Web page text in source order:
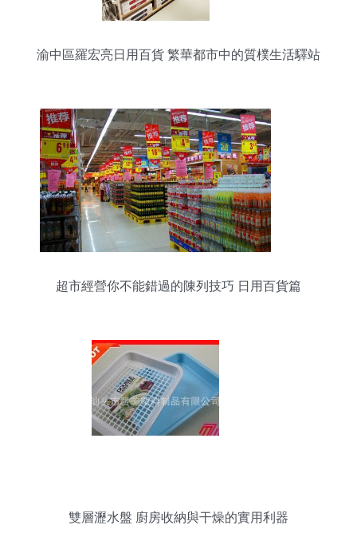
渝中區羅宏亮日用百貨 繁華都市中的質樸生活驛站
超市經營你不能錯過的陳列技巧 日用百貨篇
雙層瀝水盤 廚房收納與干燥的實用利器